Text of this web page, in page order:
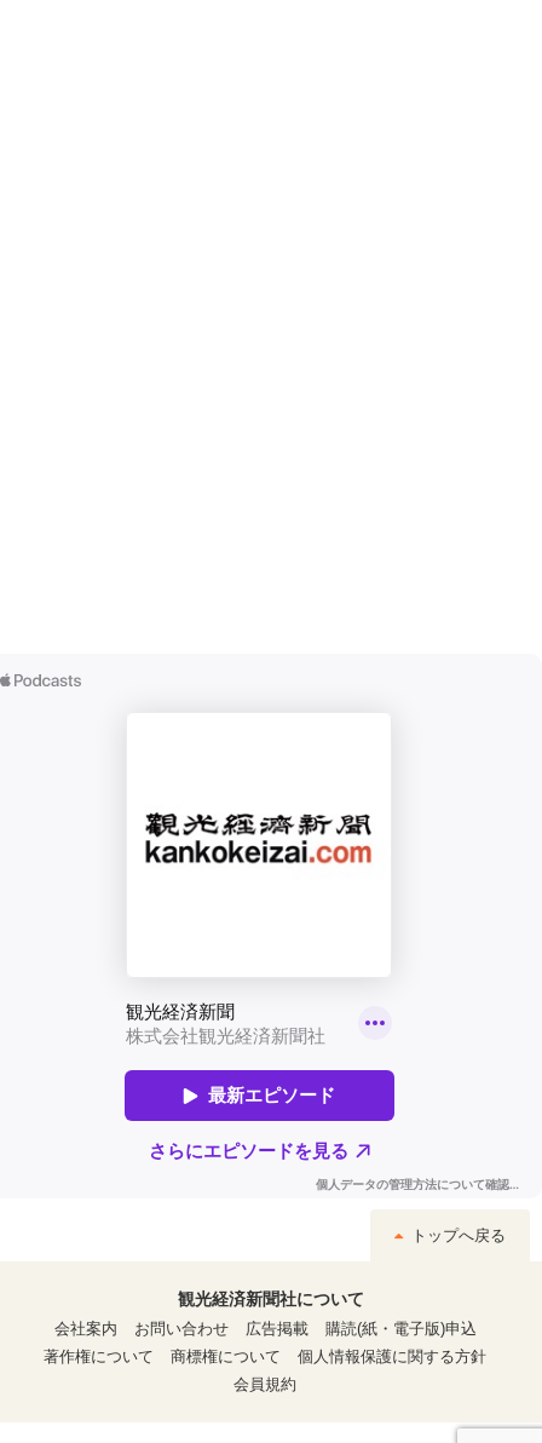
トップへ戻る
観光経済新聞社について
会社案内
お問い合わせ 広告掲載
購読(紙・電子版)申込
著作権について
商標権について
個人情報保護に関する方針
会員規約